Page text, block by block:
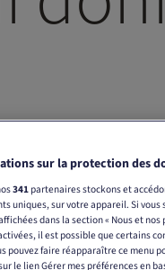
sur la protection des
341partenaires stockons et
uniques, sur votre appareil. Si
dans la section « Nous et
il est possible que certains
pouvez faire réapparaître ce menu
le lien Gérer mes préférences en